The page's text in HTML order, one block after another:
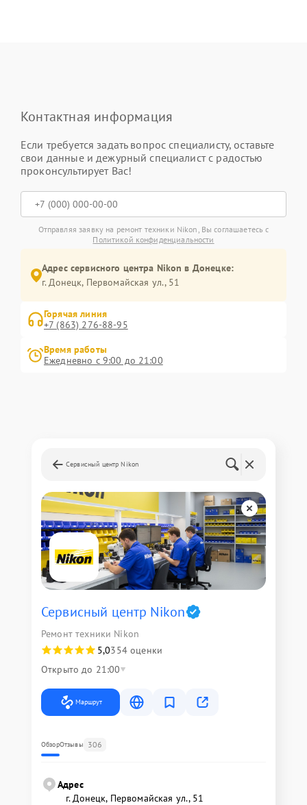
Контактная информация
Если требуется задать вопрос специалисту, оставьте
свои данные и дежурный специалист с радостью
проконсультирует Вас!
Отправляя заявку на ремонт техники Nikon, Вы соглашаетесь с
Политикой конфиденциальности
Адрес сервисного центра Nikon в Донецке:
г. Донецк, Первомайская ул., 51
Горячая линия
+7 (863) 276-88-95
Время работы
Ежедневно с 9:00 до 21:00
Сервисный центр Nikon
Сервисный центр Nikon
Ремонт техники Nikon
5,0354 оценки
Открыто до 21:00
Маршрут
ОбзорОтзывы 306
Адрес
г. Донецк, Первомайская ул., 51